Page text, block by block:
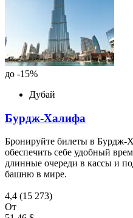
до -15%
Дубай
Бурдж-Халифа
Бронируйте билеты в Бурдж-
обеспечить себе удобный
длинные очереди в кассы и
башню в мире.
4,4 (15 273)
От